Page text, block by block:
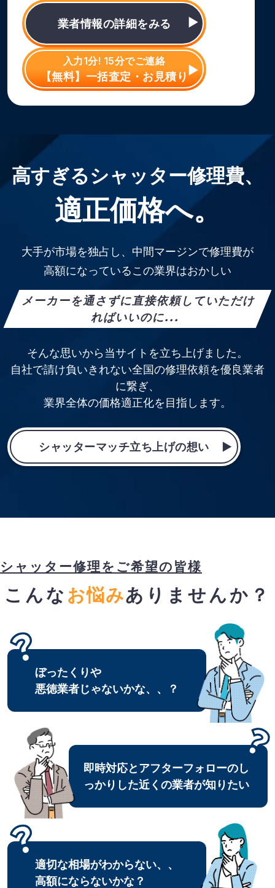
業者情報の詳細をみる
入力1分! 15分でご連絡
【無料】一括査定・お見積り
高すぎるシャッター修理費、
適正価格へ。
大手が市場を独占し、中間マージンで修理費が
高額になっているこの業界はおかしい
メーカーを通さずに直接依頼していただけ
ればいいのに...
そんな思いから当サイトを立ち上げました。
自社で請け負いきれない全国の修理依頼を優良業者
に繋ぎ、
業界全体の価格適正化を目指します。
シャッターマッチ立ち上げの想い
シャッター修理をご希望の皆様
こんな お悩みありませんか？
ぼったくりや
悪徳業者じゃないかな、、？
即時対応とアフターフォローのし
っかりした近くの業者が知りたい
適切な相場がわからない、、
高額にならないかな？